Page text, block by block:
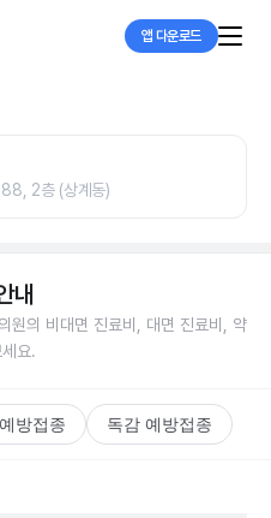
앱 다운로드
2층 (상계동)
내
원의 비대면 진료비, 대면 진료비, 약
요.
방접종 독감 예방접종